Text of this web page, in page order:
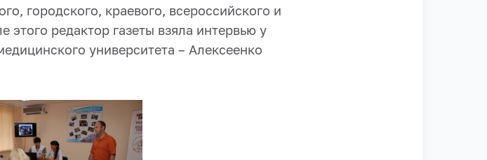
городского, краевого, всероссийского и
редактор газеты взяла интервью у
университета – Алексеенко